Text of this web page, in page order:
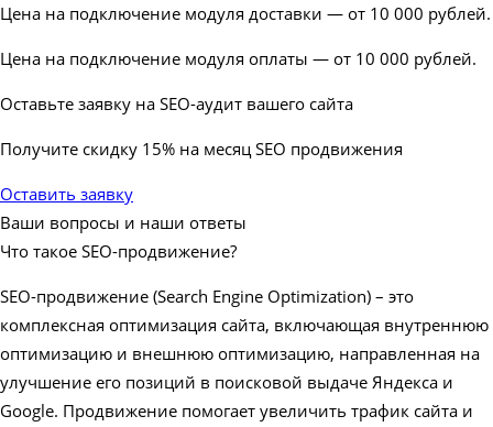
Цена на подключение модуля доставки — от 10 000 рублей.
Цена на подключение модуля оплаты — от 10 000 рублей.
Оставьте заявку на SEO-аудит вашего сайта
Получите скидку 15% на месяц SEO продвижения
Оставить заявку
Ваши вопросы и наши ответы
Что такое SEO-продвижение?
SEO-продвижение (Search Engine Optimization) – это
комплексная оптимизация сайта, включающая внутреннюю
оптимизацию и внешнюю оптимизацию, направленная на
улучшение его позиций в поисковой выдаче Яндекса и
Google. Продвижение помогает увеличить трафик сайта и